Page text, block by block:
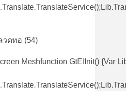
วดทอ (54)
Meshfunction GtElInit() {var